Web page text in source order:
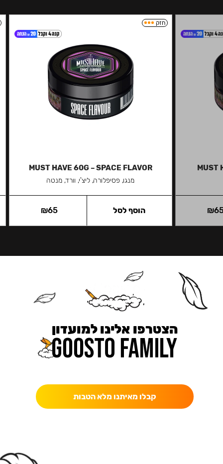
MUST
₪
חזק
MUST HAVE 60G – SPACE FLAVOR
מנגו, פסיפלורה, ליצ'י, וורד, מנטה
₪65 הוסף לסל
הצטרפו אלינו למועדון
קבלו מאיתנו מלא הטבות